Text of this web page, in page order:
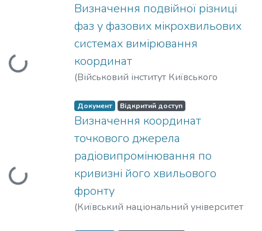
Леонідович;Карпенко, Борис
Олексійович;Федоров, Володимир
Іванович
Якорнов, Євгеній
Аркадійович
Вантажиться...
Визначення подвійної різниці
фаз у фазових мікрохвильових
системах вимірювання
координат
(Військовий інститут Київського
Тараса Шевченка,2007)Авдєєнко, Гліб
Леонідович;Карпенко, Борис
Олексійович ;Якорнов, Євгеній
Вантажиться...
Документ Відкритий доступ
Визначення координат
точкового джерела
радіовипромінювання по
кривизні його хвильового
фронту
(Київський національний університет